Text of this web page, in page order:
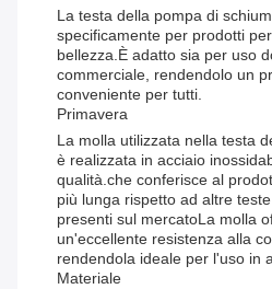
La testa della pompa di
specificamente per prodotti
bellezza.È adatto sia per uso
commerciale, rendendolo un
conveniente per tutti.
Primavera
La molla utilizzata nella testa
è realizzata in acciaio
qualità.che conferisce al
più lunga rispetto ad altre
presenti sul mercatoLa molla
un'eccellente resistenza alla
rendendola ideale per l'uso in
Materiale